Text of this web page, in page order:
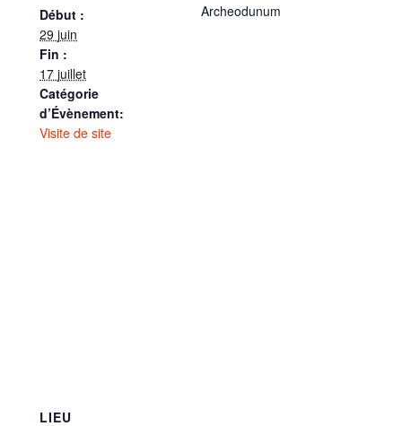
Début :
29 juin
Fin :
17 juillet
Catégorie
d’Évènement:
Visite de site
Archeodunum
LIEU